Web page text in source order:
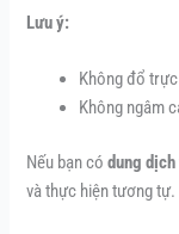
Lưu ý:
Không đổ
Không ngâm
Nếu bạn códung
và thực hiện tương tự.